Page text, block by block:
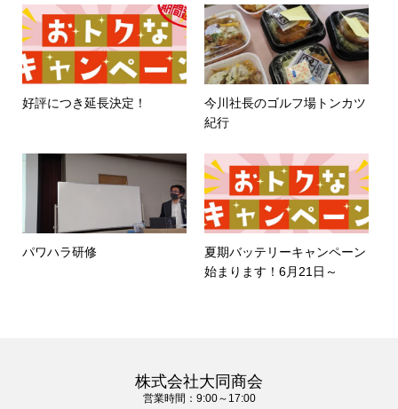
好評につき延長決定！
今川社長のゴルフ場トンカツ
紀行
パワハラ研修
夏期バッテリーキャンペーン
始まります！6月21日～
株式会社大同商会
営業時間：9:00～17:00